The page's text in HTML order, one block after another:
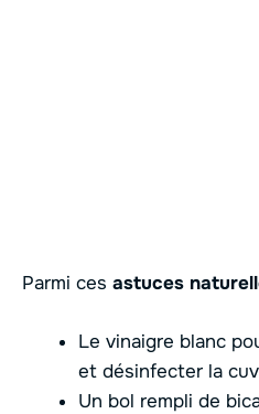
Parmi ces astuces
Le vinaigre blanc
et désinfecter la
Un bol rempli de